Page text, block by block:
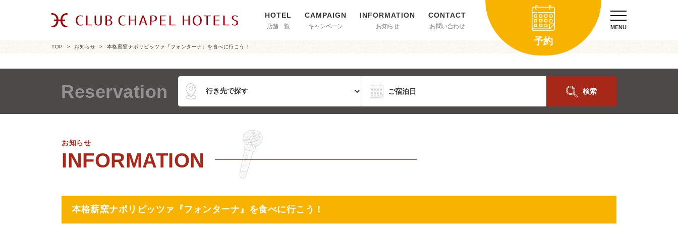
店舗一覧 キャンペーン お知らせ お問い合わせ
予約
MENU
TOP お知らせ 本格薪窯ナポリピッツァ『フォンターナ』を食べに行こう！
Reservation 検索
お知らせ
本格薪窯ナポリピッツァ『フォンターナ』を食べに行こう！